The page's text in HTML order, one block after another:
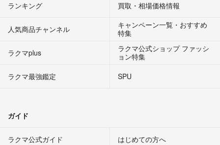
ランキング 買取・相場価格情報
人気商品チャンネル
キャンペーン一覧・おすすめ
特集
ラクマplus
ラクマ公式ショップ ファッシ
ョン特集
ラクマ最強鑑定
SPU
ガイド
ラクマ公式ガイド はじめての方へ